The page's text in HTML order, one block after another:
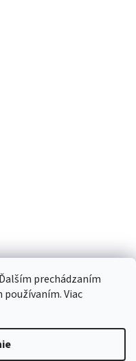
prechádzaním
Viac